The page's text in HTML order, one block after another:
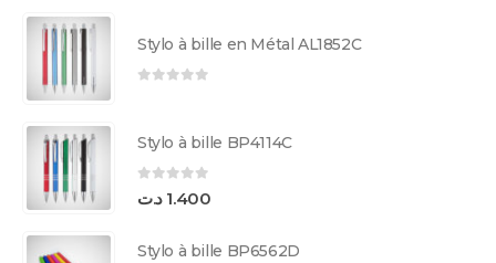
Stylo à bille en Métal AL1852C
Stylo à bille BP4114C
sur 51.400 د.ت
Stylo à bille BP6562D